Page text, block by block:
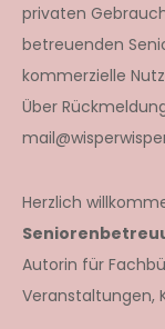
privaten
betreuenden
kommerzielle
Über
Herzlich
Autorin für
Veranstaltungen,